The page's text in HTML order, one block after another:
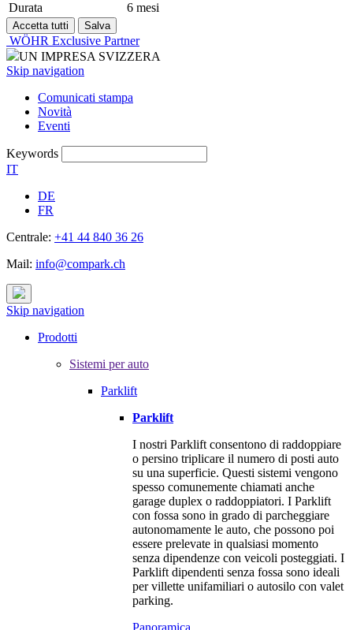
Durata
6 mesi
WÖHR Exclusive Partner
UN IMPRESA SVIZZERA
Skip navigation
Comunicati stampa
Novità
Eventi
Keywords
IT
DE
FR
Centrale: +41 44 840 36 26
Mail: info@compark.ch
Skip navigation
Prodotti
Sistemi per auto
Parklift
Parklift
I nostri Parklift consentono di raddoppiare
o persino triplicare il numero di posti auto
su una superficie. Questi sistemi vengono
spesso comunemente chiamati anche
garage duplex o raddoppiatori. I Parklift
con fossa sono in grado di parcheggiare
autonomamente le auto, che possono poi
essere prelevate in qualsiasi momento
senza dipendenze con veicoli posteggiati. I
Parklift dipendenti senza fossa sono ideali
per villette unifamiliari o autosilo con valet
parking.
Panoramica